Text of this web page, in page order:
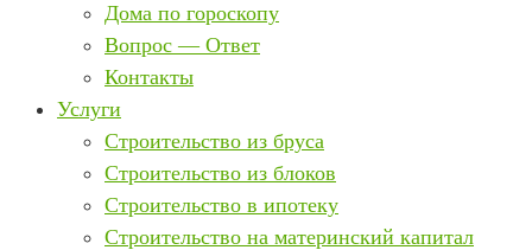
Дома по гороскопу
Вопрос — Ответ
Контакты
Услуги
Строительство из бруса
Строительство из блоков
Строительство в ипотеку
Строительство на материнский капитал